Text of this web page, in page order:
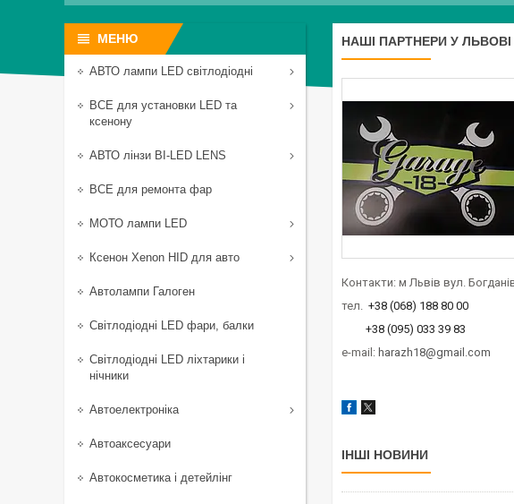
НАШІ ПАРТНЕРИ У
Контакти: м Львів вул.
тел. +38 (068) 188 80 00
+38 (095) 033 39 83
e-mail: harazh18@gmail.com
ІНШІ НОВИНИ
АВТО лампи LED світлодіодні
ВСЕ для установки LED та
ксенону
АВТО лінзи BI-LED LENS
ВСЕ для ремонта фар
МОТО лампи LED
Ксенон Xenon HID для авто
Автолампи Галоген
Світлодіодні LED фари, балки
Світлодіодні LED ліхтарики і
нічники
Автоелектроніка
Автоаксесуари
Автокосметика і детейлінг